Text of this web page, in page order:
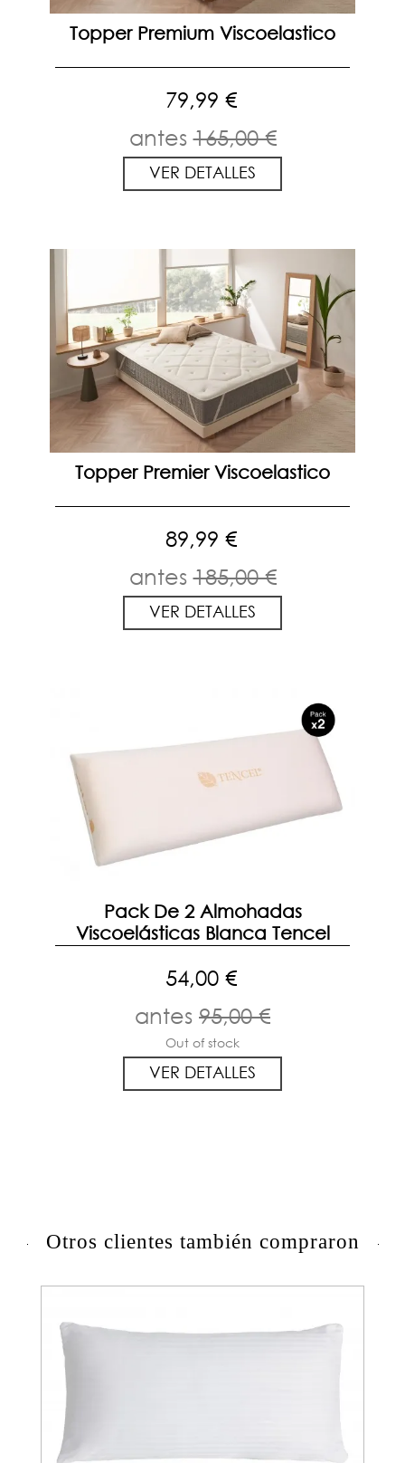
Topper Premium Viscoelastico
79,99 €
antes165,00 €
VER DETALLES
Topper Premier Viscoelastico
89,99 €
antes185,00 €
VER DETALLES
Pack De 2 Almohadas
Viscoelásticas Blanca Tencel
54,00 €
antes 95,00 €
Out of stock
VER DETALLES
Otros clientes también compraron